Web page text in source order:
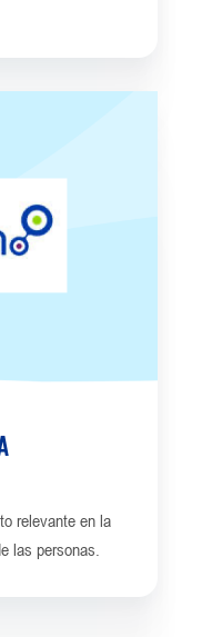
relevante en la
las personas.